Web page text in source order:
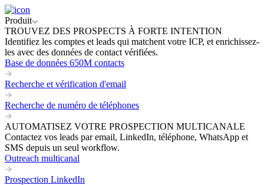
Produit
TROUVEZ DES PROSPECTS À FORTE INTENTION
Identifiez les comptes et leads qui matchent votre ICP, et enrichissez-
les avec des données de contact vérifiées.
Base de données 650M contacts
Recherche et vérification d'email
Recherche de numéro de téléphones
AUTOMATISEZ VOTRE PROSPECTION MULTICANALE
Contactez vos leads par email, LinkedIn, téléphone, WhatsApp et
SMS depuis un seul workflow.
Outreach multicanal
Prospection LinkedIn